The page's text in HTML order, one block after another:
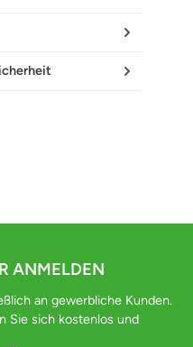
ANMELDEN
an gewerbliche Kunden.
Sie sich kostenlos und